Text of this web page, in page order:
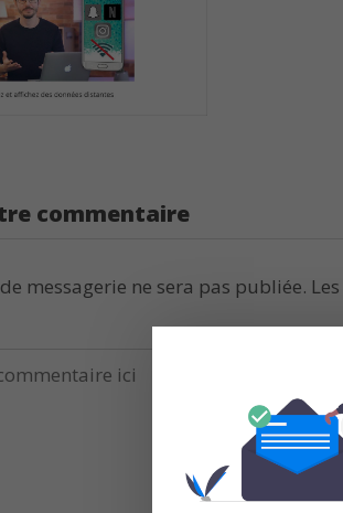
commentaire
messagerie ne sera pas publiée.